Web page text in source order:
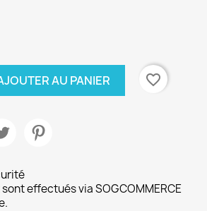
AU PANIER favorite_border
effectués via SOGCOMMERCE